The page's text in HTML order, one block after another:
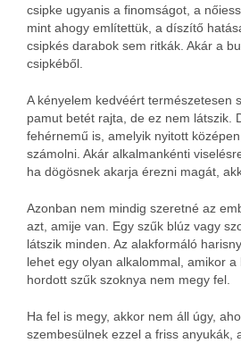
csipke ugyanis a finomságot, a
mint ahogy említettük, a díszítő
csipkés darabok sem ritkák. Akár a
csipkéből.
A kényelem kedvéért természetesen
pamut betét rajta, de ez nem látszik.
fehérnemű is, amelyik nyitott
számolni. Akár alkalmankénti
ha dögösnek akarja érezni magát,
Azonban nem mindig szeretné az
azt, amije van. Egy szűk blúz vagy
látszik minden. Az alakformáló
lehet egy olyan alkalommal, amikor
hordott szűk szoknya nem megy fel.
Ha fel is megy, akkor nem áll úgy,
szembesülnek ezzel a friss anyukák,